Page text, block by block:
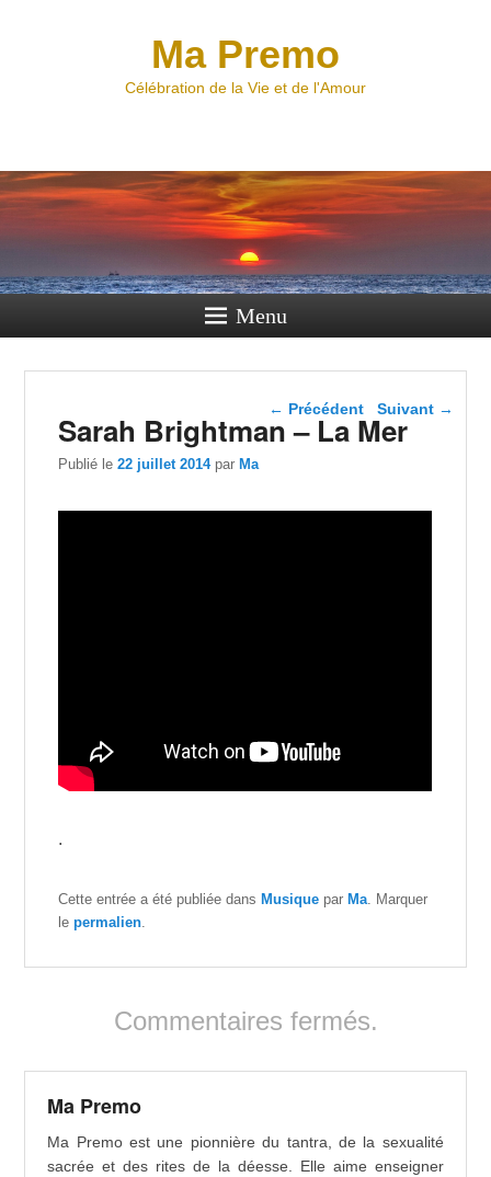
Ma Premo
Célébration de la Vie et de l'Amour
Menu
Navigation dans les
articles
← Précédent Suivant →
Sarah Brightman – La Mer
Publié le22 juillet 2014 parMa
.
Cette entrée a été publiée dans Musique par Ma. Marquer
lepermalien.
Commentaires fermés.
Ma Premo
Ma Premo est une pionnière du tantra, de la sexualité
sacrée et des rites de la déesse. Elle aime enseigner